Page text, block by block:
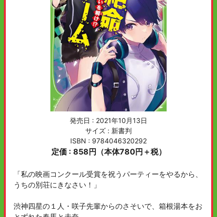
発売日 : 2021年10月13日
サイズ : 新書判
ISBN : 9784046320292
定価 : 858円（本体780円＋税）
「私の映画コンクール受賞を祝うパーティーをやるから、
うちの別荘にきなさい！」
渋神四星の１人・咲子先輩からのさそいで、箱根湯本をお